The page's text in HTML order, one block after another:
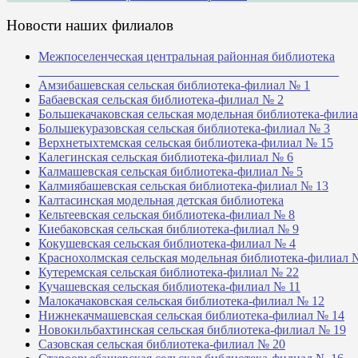
Новости наших филиалов
Межпоселенческая центральная районная библиотека
Амзибашевская сельская библиотека-филиал № 1
Бабаевская сельская библиотека-филиал № 2
Большекачаковская сельская модельная библиотека-
Большекуразовская сельская библиотека-филиал № 3
Верхнетыхтемская сельская библиотека-филиал № 15
Калегинская сельская библиотека-филиал № 6
Калмашевская сельская библиотека-филиал № 5
Калмиябашевская сельская библиотека-филиал № 13
Калтасинская модельная детская библиотека
Кельтеевская сельская библиотека-филиал № 8
Киебаковская сельская библиотека-филиал № 9
Кокушевская сельская библиотека-филиал № 4
Краснохолмская сельская модельная библиотека-филиал
Кутеремская сельская библиотека-филиал № 22
Кучашевская сельская библиотека-филиал № 11
Малокачаковская сельская библиотека-филиал № 12
Нижнекачмашевская сельская библиотека-филиал № 14
Новокильбахтинская сельская библиотека-филиал № 19
Сазовская сельская библиотека-филиал № 20